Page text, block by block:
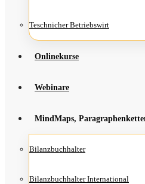
Teschni­cher Betriebswirt
Online­kur­se
Web­i­na­re
Mind­Maps,
Bilanz­buch­hal­ter
Bilanz­buch­hal­ter International